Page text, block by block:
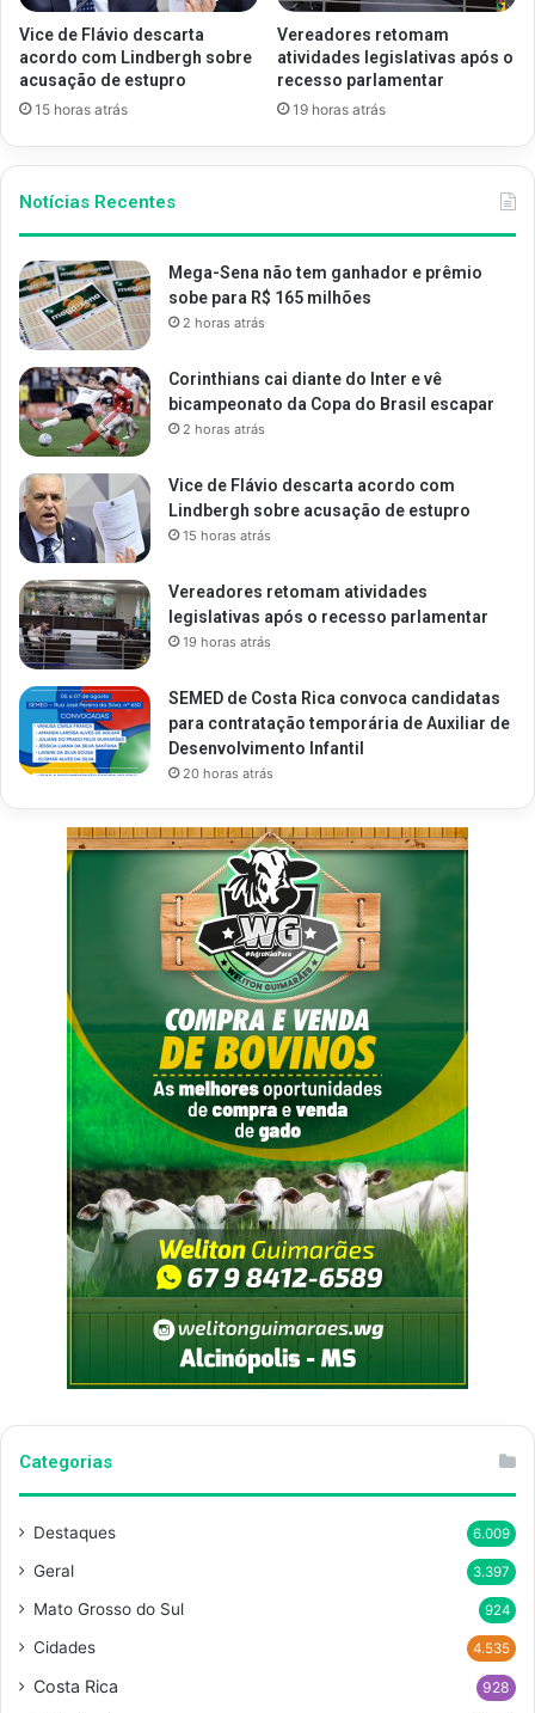
Vice de Flávio descarta
acordo com Lindbergh sobre
acusação de estupro
15 horas atrás
Vereadores retomam
atividades legislativas após o
recesso parlamentar
19 horas atrás
Notícias Recentes
Mega-Sena não tem ganhador e prêmio
sobe para R$ 165 milhões
2 horas atrás
Corinthians cai diante do Inter e vê
bicampeonato da Copa do Brasil escapar
2 horas atrás
Vice de Flávio descarta acordo com
Lindbergh sobre acusação de estupro
15 horas atrás
Vereadores retomam atividades
legislativas após o recesso parlamentar
19 horas atrás
SEMED de Costa Rica convoca candidatas
para contratação temporária de Auxiliar de
Desenvolvimento Infantil
20 horas atrás
Categorias
Destaques 6.009
Geral 3.397
Mato Grosso do Sul 924
Cidades 4.535
Costa Rica 928